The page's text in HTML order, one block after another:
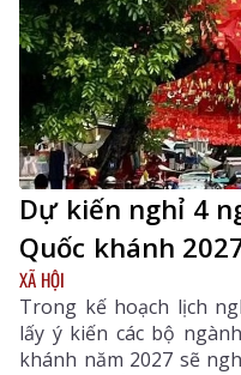
Dự kiến nghỉ 4
Quốc khánh
XÃ HỘI
Trong kế hoạch lịch
lấy ý kiến các bộ
khánh năm 2027 sẽ